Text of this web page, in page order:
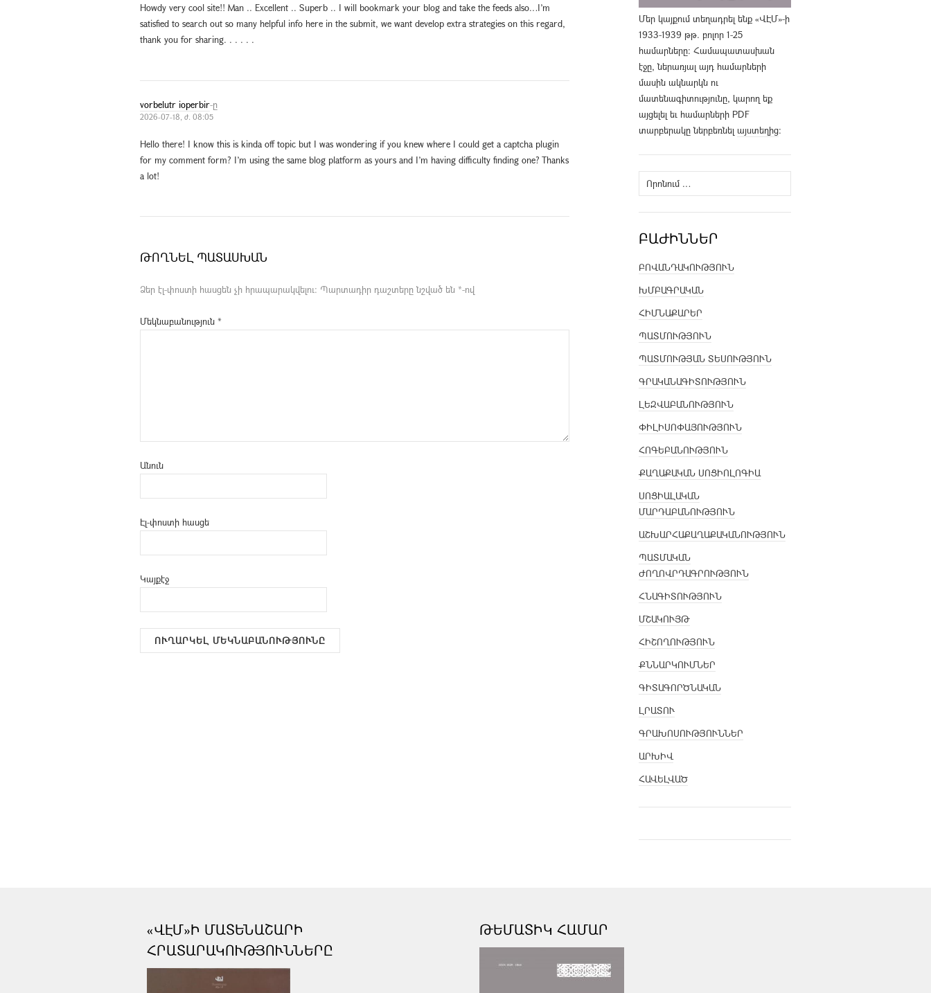
Howdy very cool site!! Man .. Excellent .. Superb .. I will bookmark your blog and take the feeds also…I’m
satisfied to search out so many helpful info here in the submit, we want develop extra strategies on this regard,
thank you for sharing. . . . . .
vorbelutr ioperbir-ը
2026-07-18, ժ. 08:05
Hello there! I know this is kinda off topic but I was wondering if you knew where I could get a captcha plugin
for my comment form? I’m using the same blog platform as yours and I’m having difficulty finding one? Thanks
a lot!
ԹՈՂՆԵԼ ՊԱՏԱՍԽԱՆ
Ձեր էլ-փոստի հասցեն չի հրապարակվելու։ Պարտադիր դաշտերը նշված են *-ով
Մեկնաբանություն *
Անուն
Էլ-փոստի հասցե
Կայքէջ
Մեր կայքում տեղադրել ենք «ՎԷՄ»-ի
1933-1939 թթ. բոլոր 1-25
համարները։ Համապատասխան
էջը, ներառյալ այդ համարների
մասին ակնարկն ու
մատենագիտությունը, կարող եք
այցելել եւ համարների PDF
տարբերակը ներբեռնել այստեղից։
Որոնել՝
ԲԱԺԻՆՆԵՐ
ԲՈՎԱՆԴԱԿՈՒԹՅՈՒՆ
ԽՄԲԱԳՐԱԿԱՆ
ՀԻՄՆԱՔԱՐԵՐ
ՊԱՏՄՈՒԹՅՈՒՆ
ՊԱՏՄՈՒԹՅԱՆ ՏԵՍՈՒԹՅՈՒՆ
ԳՐԱԿԱՆԱԳԻՏՈՒԹՅՈՒՆ
ԼԵԶՎԱԲԱՆՈՒԹՅՈՒՆ
ՓԻԼԻՍՈՓԱՅՈՒԹՅՈՒՆ
ՀՈԳԵԲԱՆՈՒԹՅՈՒՆ
ՔԱՂԱՔԱԿԱՆ ՍՈՑԻՈԼՈԳԻԱ
ՍՈՑԻԱԼԱԿԱՆ
ՄԱՐԴԱԲԱՆՈՒԹՅՈՒՆ
ԱՇԽԱՐՀԱՔԱՂԱՔԱԿԱՆՈՒԹՅՈՒՆ
ՊԱՏՄԱԿԱՆ
ԺՈՂՈՎՐԴԱԳՐՈՒԹՅՈՒՆ
ՀՆԱԳԻՏՈՒԹՅՈՒՆ
ՄՇԱԿՈՒՅԹ
ՀԻՇՈՂՈՒԹՅՈՒՆ
ՔՆՆԱՐԿՈՒՄՆԵՐ
ԳԻՏԱԳՈՐԾՆԱԿԱՆ
ԼՐԱՏՈՒ
ԳՐԱԽՈՍՈՒԹՅՈՒՆՆԵՐ
ԱՐԽԻՎ
ՀԱՎԵԼՎԱԾ
«ՎԷՄ»Ի ՄԱՏԵՆԱՇԱՐԻ
ՀՐԱՏԱՐԱԿՈՒԹՅՈՒՆՆԵՐԸ
ԹԵՄԱՏԻԿ ՀԱՄԱՐ